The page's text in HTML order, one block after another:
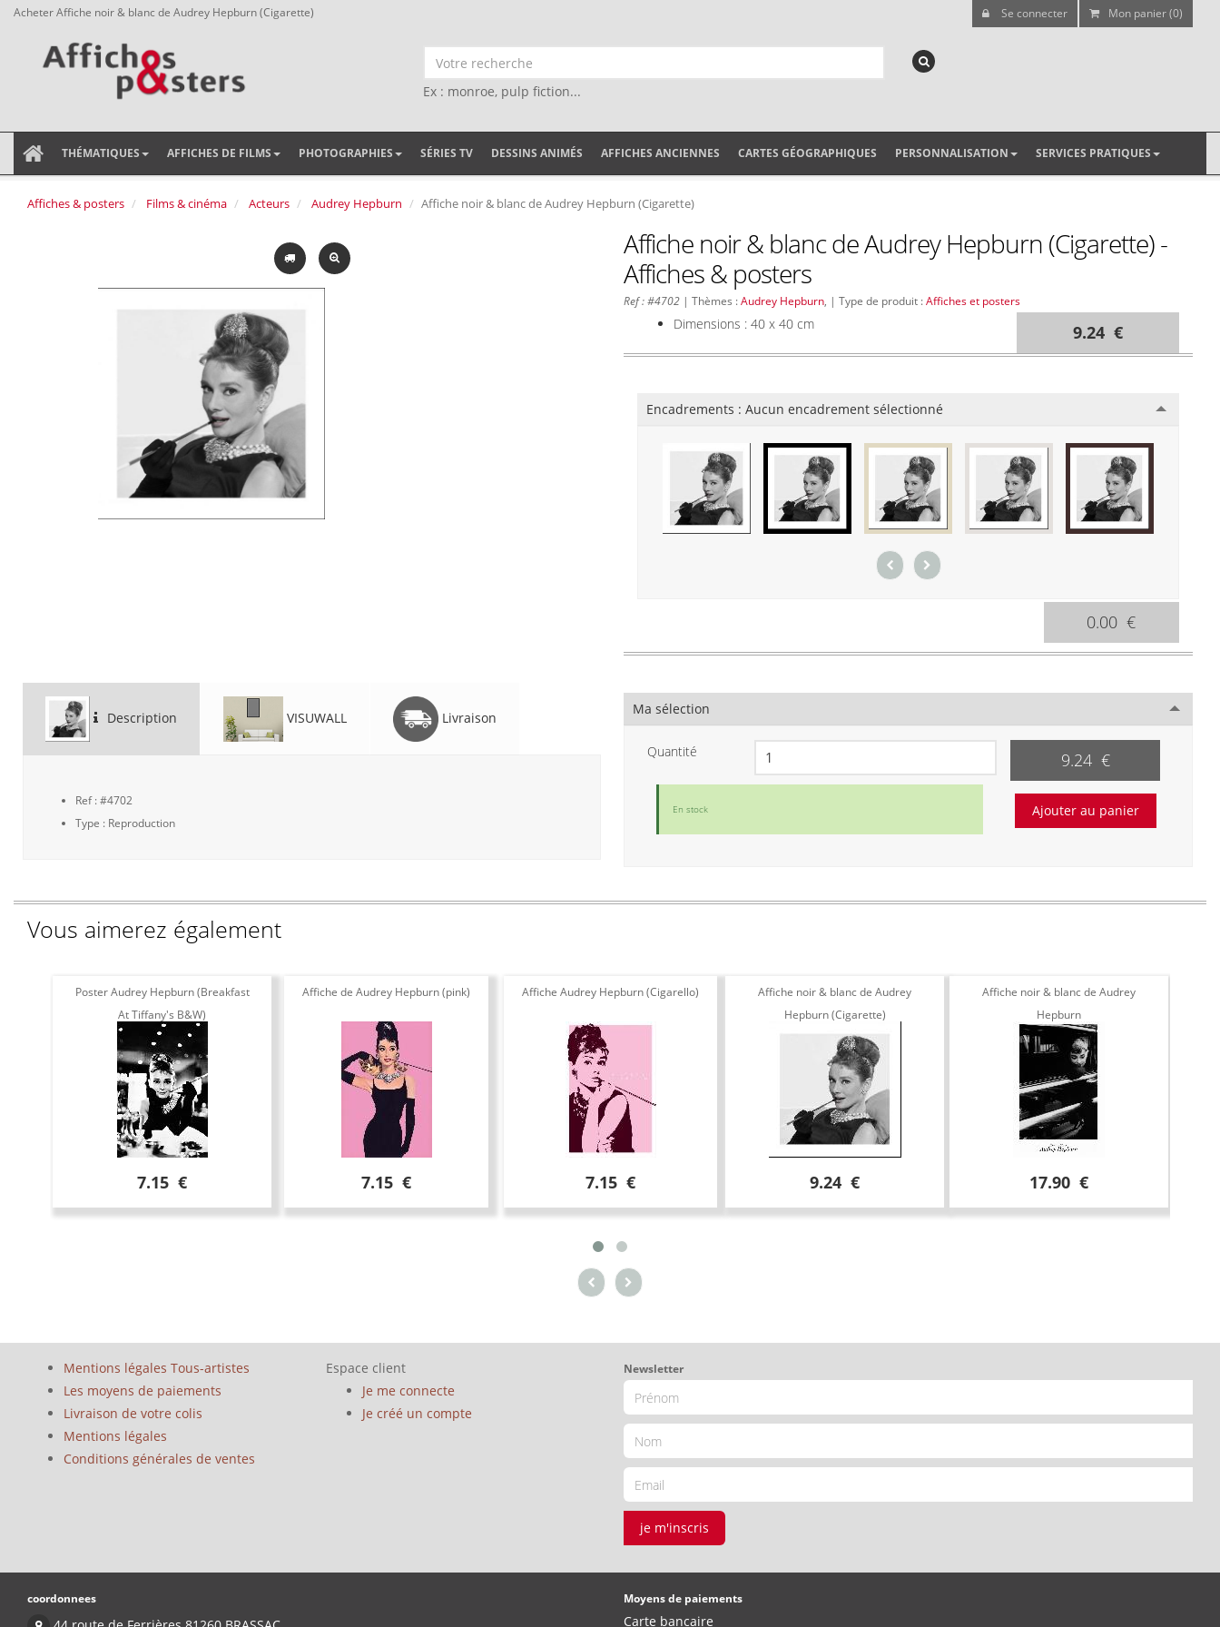
Acheter Affiche noir & blanc de Audrey Hepburn (Cigarette) Se connecter Mon panier (0)
Ex : monroe, pulp fiction...
THÉMATIQUES AFFICHES DE FILMS PHOTOGRAPHIES SÉRIES TV DESSINS ANIMÉS AFFICHES ANCIENNES CARTES GÉOGRAPHIQUES PERSONNALISATION SERVICES PRATIQUES
Affiches & posters Films & cinéma Acteurs Audrey Hepburn Affiche noir & blanc de Audrey Hepburn (Cigarette)
Description VISUWALL Livraison
Ref : #4702
Type : Reproduction
Affiche noir & blanc de Audrey Hepburn (Cigarette) -
Affiches & posters
Ref : #4702 | Thèmes :Audrey Hepburn , | Type de produit :Affiches et posters
Dimensions : 40 x 40 cm 9.24 €
Encadrements : Aucun encadrement sélectionné
0.00 €
Ma sélection
Quantité 9.24 €
En stock
Vous aimerez également
Poster Audrey Hepburn (Breakfast
At Tiffany's B&W)
7.15 €
Affiche de Audrey Hepburn (pink)
7.15 €
Affiche Audrey Hepburn (Cigarello)
7.15 €
Affiche noir & blanc de Audrey
Hepburn (Cigarette)
9.24 €
Affiche noir & blanc de Audrey
Hepburn
17.90 €
Mentions légales Tous-artistes
Les moyens de paiements
Livraison de votre colis
Mentions légales
Conditions générales de ventes
Espace client
Je me connecte
Je créé un compte
Newsletter
je m'inscris
coordonnees Moyens de paiements
Carte bancaire